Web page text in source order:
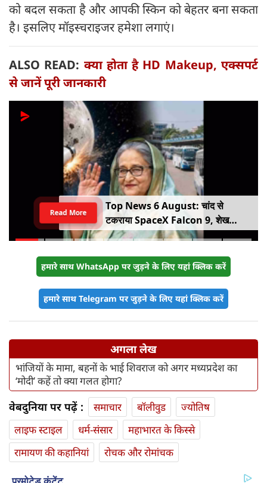
को बदल सकता है और आपकी स्किन को बेहतर बना सकता
है। इसलिए मॉइस्चराइजर हमेशा लगाएं।
ALSO READ: क्या होता है HD Makeup, एक्सपर्ट
से जानें पूरी जानकारी
Top News 6 August: चांद से
टकराया SpaceX Falcon 9, शेख
हसीना की घर वापसी का ऐलान, MP में बस
Read More
हमारे साथ WhatsApp पर जुड़ने के लिए यहां क्लिक करें
हमारे साथ Telegram पर जुड़ने के लिए यहां क्लिक करें
अगला लेख
भांजियों के मामा, बहनों के भाई शिवराज को अगर मध्‍यप्रदेश का
‘मोदी’ कहें तो क्‍या गलत होगा?
वेबदुनिया पर पढ़ें : समाचार बॉलीवुड
ज्योतिष
लाइफ स्‍टाइल
धर्म-संसार
महाभारत के किस्से
रामायण की कहानियां
रोचक और रोमांचक